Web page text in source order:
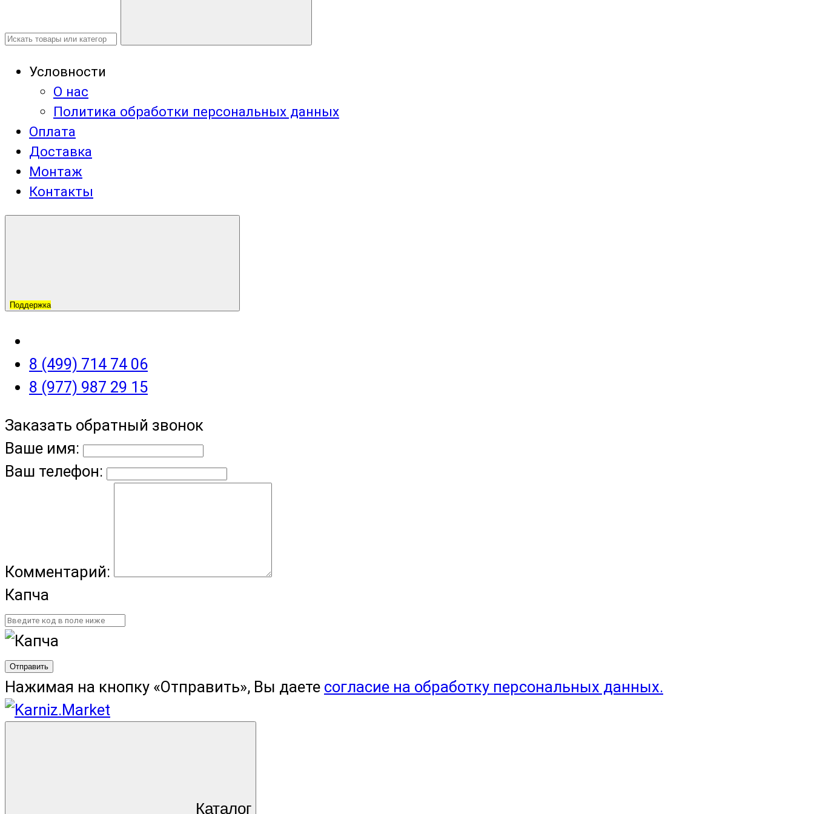
Условности
О нас
Политика обработки персональных данных
Оплата
Доставка
Монтаж
Контакты
Поддержка
8 (499) 714 74 06
8 (977) 987 29 15
Заказать обратный звонок
Ваше имя:
Ваш телефон:
Комментарий:
Капча
Отправить
Нажимая на кнопку «Отправить», Вы даете согласие на обработку персональных данных.
Каталог